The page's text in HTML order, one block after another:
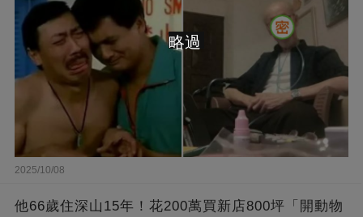
2025/10/08
他66歲住深山15年！花200萬買新店800坪「開動物
略過